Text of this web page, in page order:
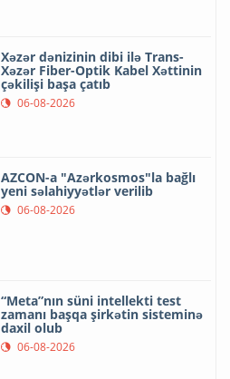
Xəzər dənizinin dibi ilə Trans-
Xəzər Fiber-Optik Kabel Xəttinin
çəkilişi başa çatıb
06-08-2026
AZCON-a "Azərkosmos"la bağlı
yeni səlahiyyətlər verilib
06-08-2026
“Meta”nın süni intellekti test
zamanı başqa şirkətin sisteminə
daxil olub
06-08-2026